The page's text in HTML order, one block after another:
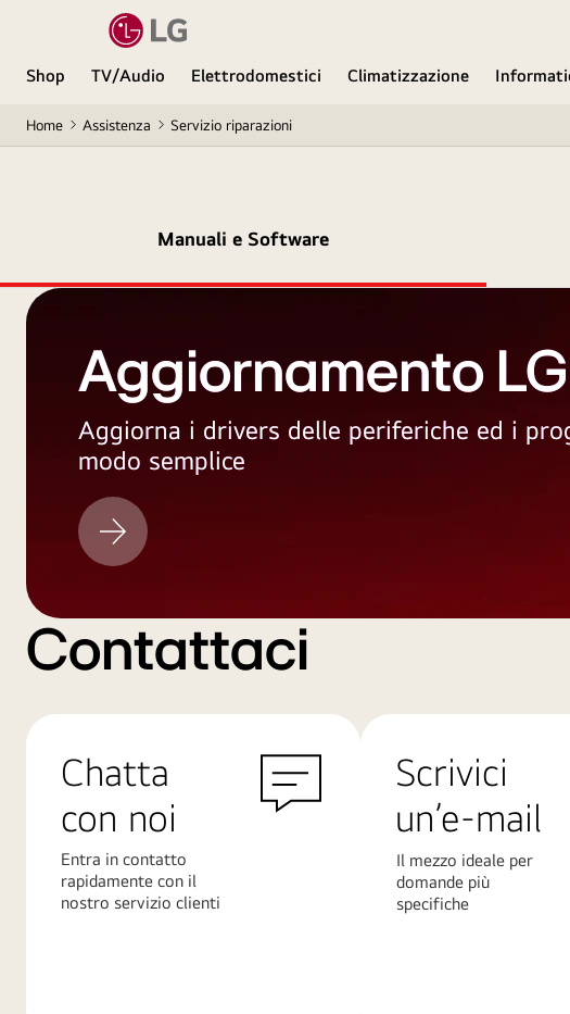
Shop TV/Audio Elettrodomestici Climatizzazione
Home Assistenza Servizio riparazioni
Manuali e Software
Aggiornamento LG
Aggiorna i drivers delle periferiche ed i
modo semplice
Aggiornamento
LG
Contattaci
Chatta
con noi
Entra in contatto
rapidamente con il
nostro servizio clienti
Scrivici
un’e-mail
Il mezzo ideale per
domande più
specifiche